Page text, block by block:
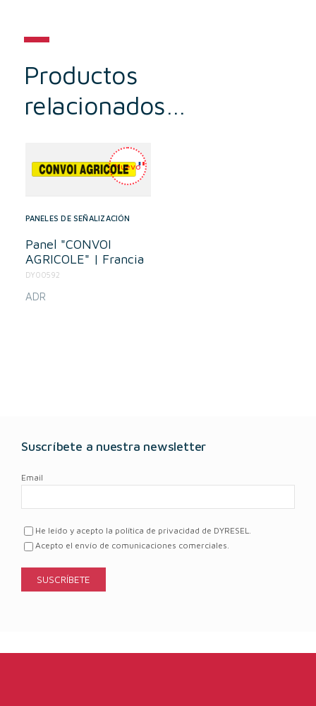
Productos
relacionados…
PANELES DE SEÑALIZACIÓN
Panel "CONVOI
AGRICOLE" | Francia
DY00592
ADR
Suscríbete a nuestra newsletter
Email
He leído y acepto la política de privacidad de DYRESEL.
Acepto el envío de comunicaciones comerciales.